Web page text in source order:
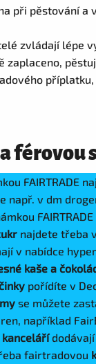
při pěstování a
zvládají lépe
zaplaceno,
férovou
FAIRTRADE
např. v dm
najdete třeba
v nabídce
kaše a
pořídíte v
se můžete
například
kancelářídodávají
fairtradovou